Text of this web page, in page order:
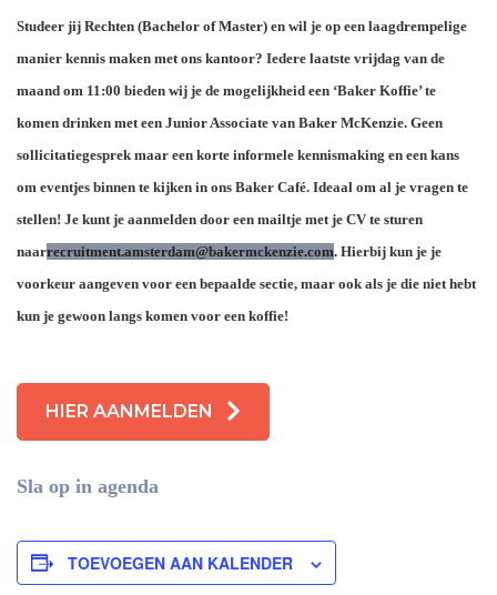
Studeer jij Rechten (Bachelor of Master) en wil je op een laagdrempelige
manier kennis maken met ons kantoor? Iedere laatste vrijdag van de
maand om 11:00 bieden wij je de mogelijkheid een ‘Baker Koffie’ te
komen drinken met een Junior Associate van Baker McKenzie. Geen
sollicitatiegesprek maar een korte informele kennismaking en een kans
om eventjes binnen te kijken in ons Baker Café. Ideaal om al je vragen te
stellen! Je kunt je aanmelden door een mailtje met je CV te sturen
naarrecruitment.amsterdam@bakermckenzie.com. Hierbij kun je je
voorkeur aangeven voor een bepaalde sectie, maar ook als je die niet hebt
kun je gewoon langs komen voor een koffie!
HIER AANMELDEN
Sla op in agenda
TOEVOEGEN AAN KALENDER